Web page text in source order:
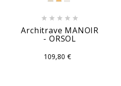
    
Architrave MANOIR
- ORSOL
109,80 €